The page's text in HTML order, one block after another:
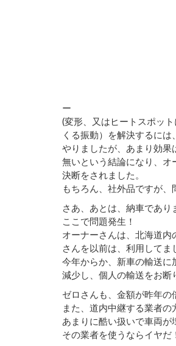
ー
(変形、又はヒートスポッ
くる振動）を解決するに
やりましたが、あまり効果
無いという結論になり、
決断をされました。
もちろん、社外品ですが、
さあ、あとは、納車であり
ここで問題発生！
オーナーさんは、北海道
さんを以前は、利用してま
今年からか、新車の輸送
減少し、個人の輸送をお断
ゼロさんも、金額が昨年の
また、道内中継する業者
あまりに酷い扱いで車両が
その業者を使うならイヤだ